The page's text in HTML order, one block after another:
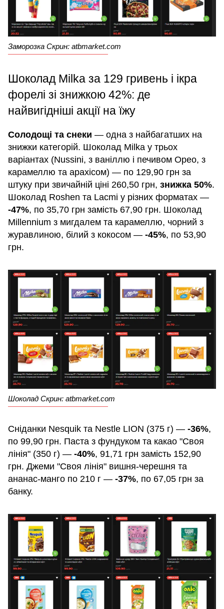
Заморозка Скрин: atbmarket.com
Шоколад Milka за 129 гривень і ікра
форелі зі знижкою 42%: де
найвигідніші акції на їжу
Солодощі та снеки — одна з найбагатших на
знижки категорій. Шоколад Milka у трьох
варіантах (Nussini, з ваніллю і печивом Орео, з
карамеллю та арахісом) — по 129,90 грн за
штуку при звичайній ціні 260,50 грн, знижка 50%.
Шоколад Roshen та Lacmi у різних форматах —
-47%, по 35,70 грн замість 67,90 грн. Шоколад
Millennium з мигдалем та карамеллю, чорний з
журавлиною, білий з кокосом — -45%, по 53,90
грн.
Шоколад Скрин: atbmarket.com
Сніданки Nesquik та Nestle LION (375 г) — -36%,
по 99,90 грн. Паста з фундуком та какао "Своя
лінія" (350 г) — -40%, 91,71 грн замість 152,90
грн. Джеми "Своя лінія" вишня-черешня та
ананас-манго по 210 г — -37%, по 67,05 грн за
банку.